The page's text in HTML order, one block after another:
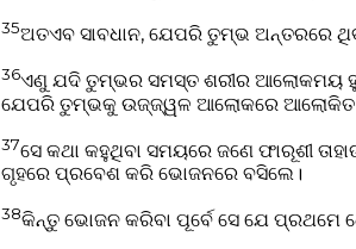
35ଅତଏବ ସାବଧାନ, ଯେପରି ତୁମ୍ଭ ଅନ୍ତରରେ
36ଏଣୁ ଯଦି ତୁମ୍ଭର ସମସ୍ତ ଶରୀର ଆଲୋକମୟ
ଯେପରି ତୁମ୍ଭକୁ ଉଜ୍ଜ୍ୱଳ ଆଲୋକରେ ଆଲୋକିତ
37ସେ କଥା କହୁଥିବା ସମୟରେ ଜଣେ ଫାରୂଶୀ
ଗୃହରେ ପ୍ରବେଶ କରି ଭୋଜନରେ ବସିଲେ।
38କିନ୍ତୁ ଭୋଜନ କରିବା ପୂର୍ବେ ସେ ଯେ ପ୍ରଥମେ